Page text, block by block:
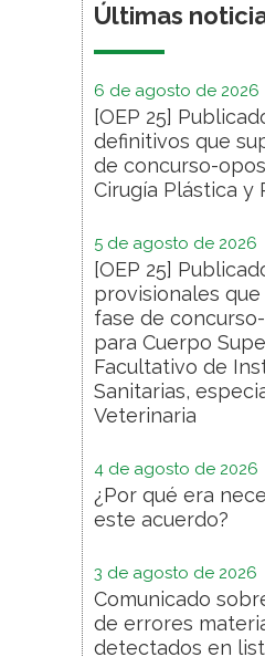
Últimas
6 de agosto de 2026
[OEP 25]
definitivos que
de concurso-
Cirugía Plástica y
5 de agosto de 2026
[OEP 25]
provisionales
fase de
para Cuerpo
Facultativo de
Sanitarias,
Veterinaria
4 de agosto de 2026
¿Por qué era
este acuerdo?
3 de agosto de 2026
Comunicado
de errores
detectados en